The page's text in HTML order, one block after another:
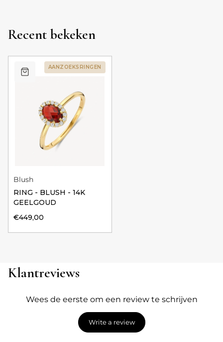
Recent bekeken
AANZOEKSRINGEN
Blush
RING - BLUSH - 14K
GEELGOUD
€449,00
Klantreviews
Wees de eerste om een review te schrijven
Write a review